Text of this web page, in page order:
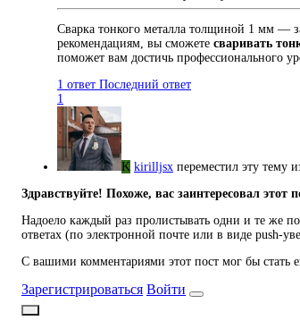
Сварка тонкого металла толщиной 1 мм —
рекомендациям, вы сможете сваривать
поможет вам достичь профессионального
1 ответ Последний ответ
1
K kirilljsx переместил эту тему
Здравствуйте! Похоже, вас заинтересовал этот
Надоело каждый раз пролистывать одни и те же
ответах (по электронной почте или в виде push-
С вашими комментариями этот пост мог бы стать
Зарегистрироваться Войти